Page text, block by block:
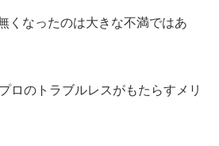
くなったのは大きな不満ではあ
ロのトラブルレスがもたらすメリ